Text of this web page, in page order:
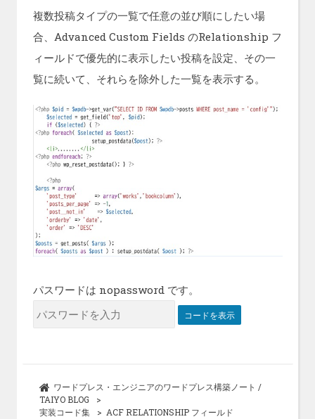
複数投稿タイプの一覧で任意の並び順にしたい場
合、Advanced Custom Fields のRelationship フ
ィールドで優先的に表示したい投稿を設定、その一
覧に続いて、それらを除外した一覧を表示する。
パスワードは nopassword です。
ワードプレス・エンジニアのワードプレス構築ノート /
TAIYO BLOG
実装コード集
ACF RELATIONSHIP フィールド